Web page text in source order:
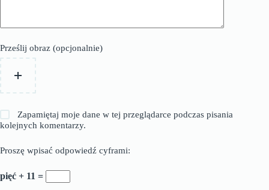
Prześlij obraz (opcjonalnie)
Zapamiętaj moje dane w tej przeglądarce podczas pisania
kolejnych komentarzy.
Proszę wpisać odpowiedź cyframi:
pięć + 11 =